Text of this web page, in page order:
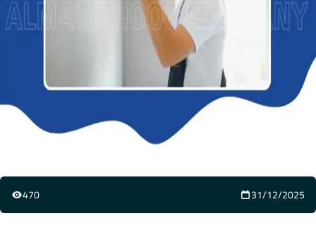
31/12/2025
470